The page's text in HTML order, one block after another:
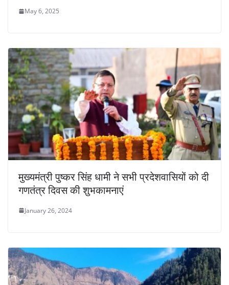
May 6, 2025
मुख्यमंत्री पुष्कर सिंह धामी ने सभी प्रदेशवासियों को दी
गणतंत्र दिवस की शुभकामनाएं
January 26, 2024